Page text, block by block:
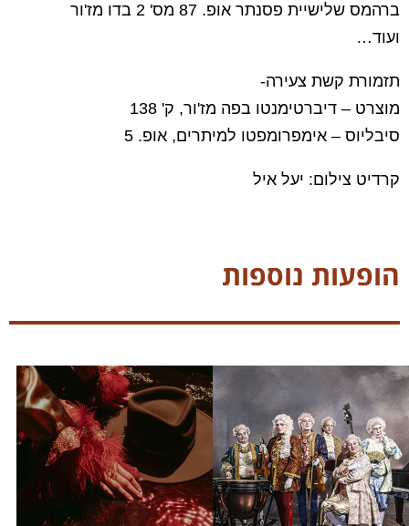
ברהמס שלישיית פסנתר אופ. 87 מס' 2 בדו מז'ור
ועוד…
תזמורת קשת צעירה-
מוצרט – דיברטימנטו בפה מז'ור, ק' 138
סיבליוס – אימפרומפטו למיתרים, אופ. 5
קרדיט צילום: יעל איל
הופעות נוספות